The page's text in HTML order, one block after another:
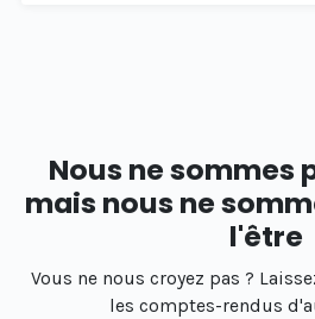
Nous ne sommes
mais nous ne
l'être
Vous ne nous croyez pas ?
les comptes-rendus